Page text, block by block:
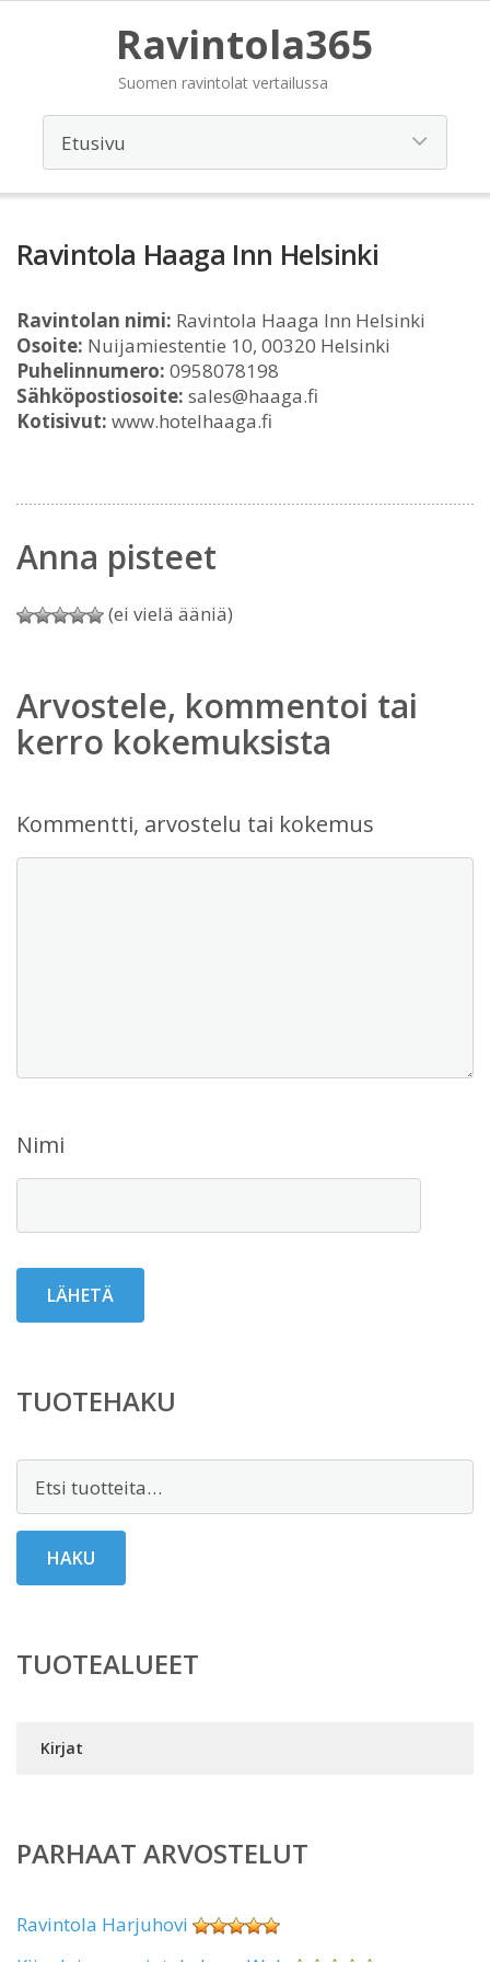
Ravintola365
Suomen ravintolat vertailussa
Ravintola Haaga Inn Helsinki
Ravintolan nimi: Ravintola Haaga Inn Helsinki
Osoite: Nuijamiestentie 10, 00320 Helsinki
Puhelinnumero: 0958078198
Sähköpostiosoite: sales@haaga.fi
Kotisivut: www.hotelhaaga.fi
Anna pisteet
(ei vielä ääniä)
Arvostele, kommentoi tai
kerro kokemuksista
Kommentti, arvostelu tai kokemus
Nimi
TUOTEHAKU
HAKU
TUOTEALUEET
Kirjat
PARHAAT ARVOSTELUT
Ravintola Harjuhovi